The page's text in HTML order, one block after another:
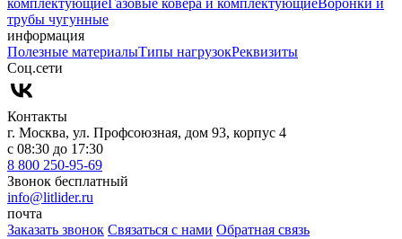
комплектующиеГазовые ковера и комплектующиеВоронки и
трубы чугунные
информация
Полезные материалыТипы нагрузокРеквизиты
Cоц.сети
Контакты
г. Москва, ул. Профсоюзная, дом 93, корпус 4
с 08:30 до 17:30
8 800 250-95-69
Звонок бесплатный
info@litlider.ru
почта
Заказать звонок Связаться с нами Обратная связь